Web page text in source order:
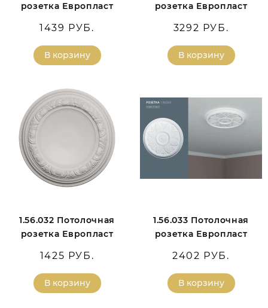
розетка Европласт
1439 РУБ.
В корзину
розетка Европласт
3292 РУБ.
В корзину
1.56.032 Потолочная
розетка Европласт
1425 РУБ.
В корзину
1.56.033 Потолочная
розетка Европласт
2402 РУБ.
В корзину